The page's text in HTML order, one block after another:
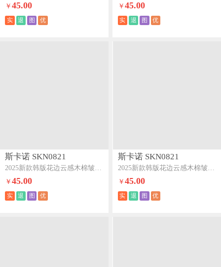
￥45.00
实 退 图 优
￥ 45.00
实 退 图 优
斯卡诺 SKN0821
2025新款韩版花边云感木棉皱皱纱四件套双层纱学生三件套-玫瑰物语
￥45.00
实 退 图 优
斯卡诺 SKN0821
2025新款韩版花边云感木棉皱皱纱四件套双层纱学生三件套-兰溪
￥ 45.00
实 退 图 优